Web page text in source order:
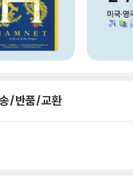
/반품/교환